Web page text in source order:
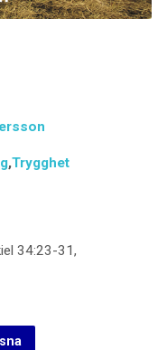
,Trygghet
34:23-31,